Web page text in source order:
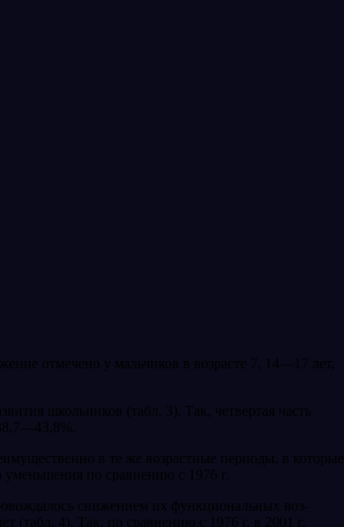
отмечено у мальчиков в возрасте 7, 14—17 лет,
школьников (табл. 3). Так, четвертая часть
в те же возрастные периоды, в которые
по сравнению с 1976 г.
снижением их функциональных воз­
(табл. 4). Так, по сравнению с 1976 г. в 2001 г.